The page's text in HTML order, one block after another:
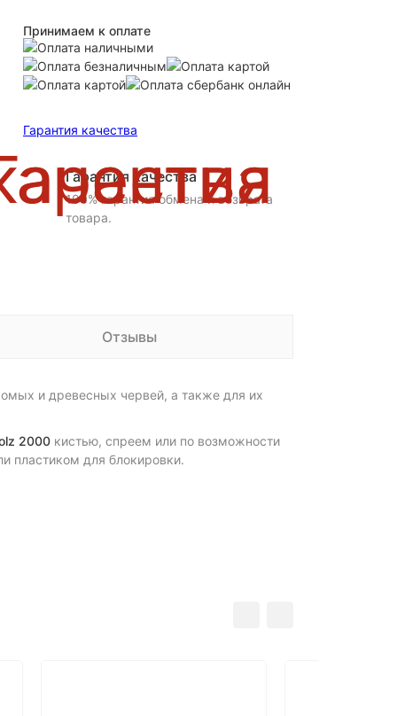
Принимаем к оплате
Гарантия качества
Гарантия качества
100% гарантия обмена и возврата
товара.
Отзывы
и древесных червей, а также для их
2000 кистью, спреем или по возможности
пластиком для блокировки.